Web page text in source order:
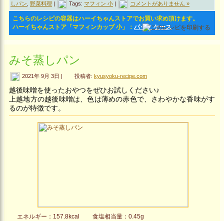
しパン 野菜料理 Tags: マフィン 小 コメントがありません »
こちらのレシピの容器はハーイちゃんストアでお買い求め頂けます。
ハーイちゃんストア「マフィンカップ 小」： パック ケース
みそ蒸しパン
2021年 9月 3日 | 投稿者: kyusyoku-recipe.com
越後味噌を使ったおやつをぜひお試しください♪
上越地方の越後味噌は、色は薄めの赤色で、さわやかな香味がす
るのが特徴です。
エネルギー：157.8kcal
食塩相当量：0.45g